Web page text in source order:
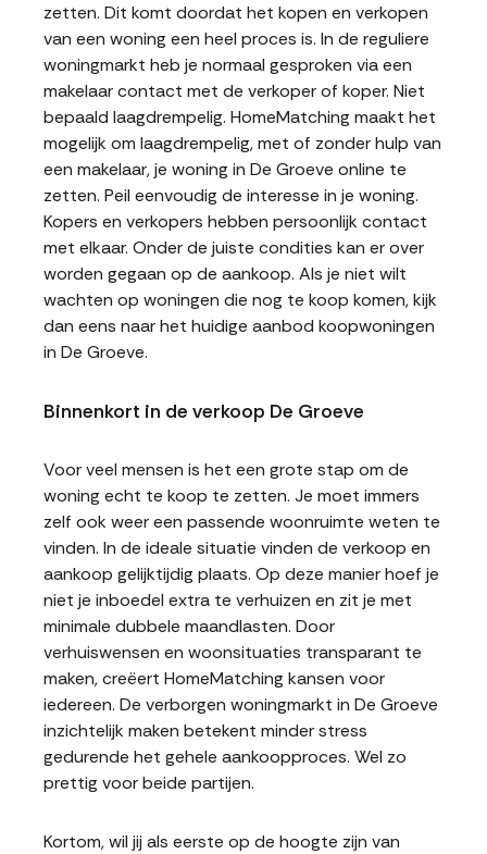
zetten. Dit komt doordat het kopen en verkopen
van een woning een heel proces is. In de reguliere
woningmarkt heb je normaal gesproken via een
makelaar contact met de verkoper of koper. Niet
bepaald laagdrempelig. HomeMatching maakt het
mogelijk om laagdrempelig, met of zonder hulp van
een makelaar, je woning in De Groeve online te
zetten. Peil eenvoudig de interesse in je woning.
Kopers en verkopers hebben persoonlijk contact
met elkaar. Onder de juiste condities kan er over
worden gegaan op de aankoop. Als je niet wilt
wachten op woningen die nog te koop komen, kijk
dan eens naar het huidige aanbod koopwoningen
in De Groeve.
Binnenkort in de verkoop De Groeve
Voor veel mensen is het een grote stap om de
woning echt te koop te zetten. Je moet immers
zelf ook weer een passende woonruimte weten te
vinden. In de ideale situatie vinden de verkoop en
aankoop gelijktijdig plaats. Op deze manier hoef je
niet je inboedel extra te verhuizen en zit je met
minimale dubbele maandlasten. Door
verhuiswensen en woonsituaties transparant te
maken, creëert HomeMatching kansen voor
iedereen. De verborgen woningmarkt in De Groeve
inzichtelijk maken betekent minder stress
gedurende het gehele aankoopproces. Wel zo
prettig voor beide partijen.
Kortom, wil jij als eerste op de hoogte zijn van